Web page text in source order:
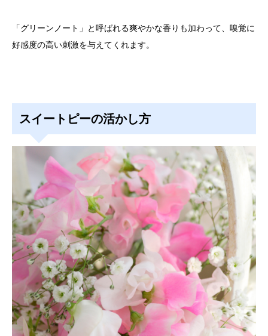
「グリーンノート」と呼ばれる爽やかな香りも加わって、嗅覚に
好感度の高い刺激を与えてくれます。
スイートピーの活かし方